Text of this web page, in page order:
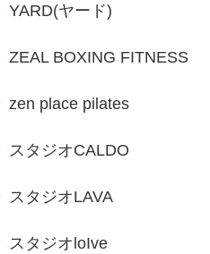
YARD(ヤード)
ZEAL BOXING FITNESS
zen place pilates
スタジオCALDO
スタジオLAVA
スタジオloIve